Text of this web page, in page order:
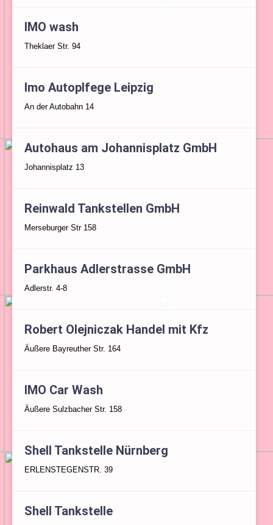
IMO wash
Theklaer Str. 94
Imo Autoplfege Leipzig
An der Autobahn 14
Autohaus am Johannisplatz GmbH
Johannisplatz 13
Reinwald Tankstellen GmbH
Merseburger Str 158
Parkhaus Adlerstrasse GmbH
Adlerstr. 4-8
Robert Olejniczak Handel mit Kfz
Äußere Bayreuther Str. 164
IMO Car Wash
Äußere Sulzbacher Str. 158
Shell Tankstelle Nürnberg
ERLENSTEGENSTR. 39
Shell Tankstelle